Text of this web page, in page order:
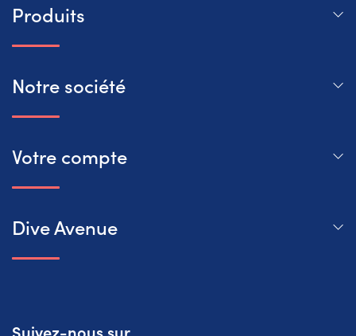
Produits
Notre société
Votre compte
Dive Avenue
Suivez-nous sur